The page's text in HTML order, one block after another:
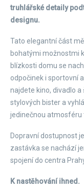
truhlářské detaily
designu.
Tato elegantní část
bohatými možnostmi
blízkosti domu se
odpočinek i sportovní
najdete kino, divadlo
stylových bister a
jedinečnou atmosféru
Dopravní dostupnost
zastávka se nachází
spojení do centra
K nastěhování ihned.